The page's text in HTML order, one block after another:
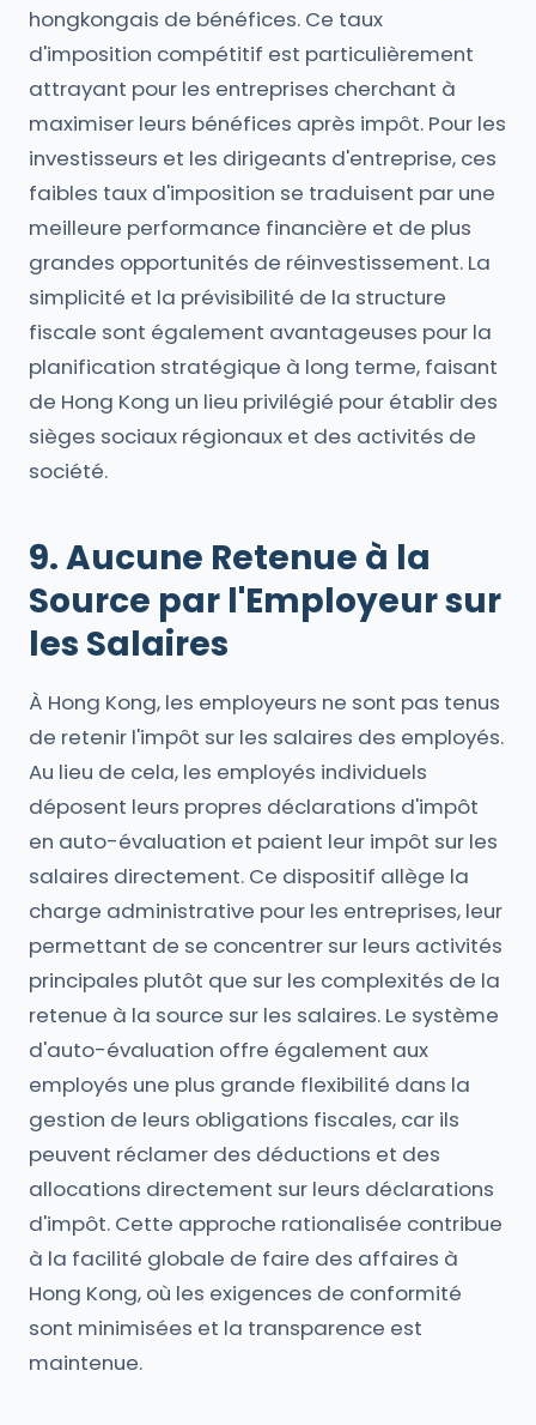
hongkongais de bénéfices. Ce taux
d'imposition compétitif est particulièrement
attrayant pour les entreprises cherchant à
maximiser leurs bénéfices après impôt. Pour les
investisseurs et les dirigeants d'entreprise, ces
faibles taux d'imposition se traduisent par une
meilleure performance financière et de plus
grandes opportunités de réinvestissement. La
simplicité et la prévisibilité de la structure
fiscale sont également avantageuses pour la
planification stratégique à long terme, faisant
de Hong Kong un lieu privilégié pour établir des
sièges sociaux régionaux et des activités de
société.
9. Aucune Retenue à la
Source par l'Employeur sur
les Salaires
À Hong Kong, les employeurs ne sont pas tenus
de retenir l'impôt sur les salaires des employés.
Au lieu de cela, les employés individuels
déposent leurs propres déclarations d'impôt
en auto-évaluation et paient leur impôt sur les
salaires directement. Ce dispositif allège la
charge administrative pour les entreprises, leur
permettant de se concentrer sur leurs activités
principales plutôt que sur les complexités de la
retenue à la source sur les salaires. Le système
d'auto-évaluation offre également aux
employés une plus grande flexibilité dans la
gestion de leurs obligations fiscales, car ils
peuvent réclamer des déductions et des
allocations directement sur leurs déclarations
d'impôt. Cette approche rationalisée contribue
à la facilité globale de faire des affaires à
Hong Kong, où les exigences de conformité
sont minimisées et la transparence est
maintenue.